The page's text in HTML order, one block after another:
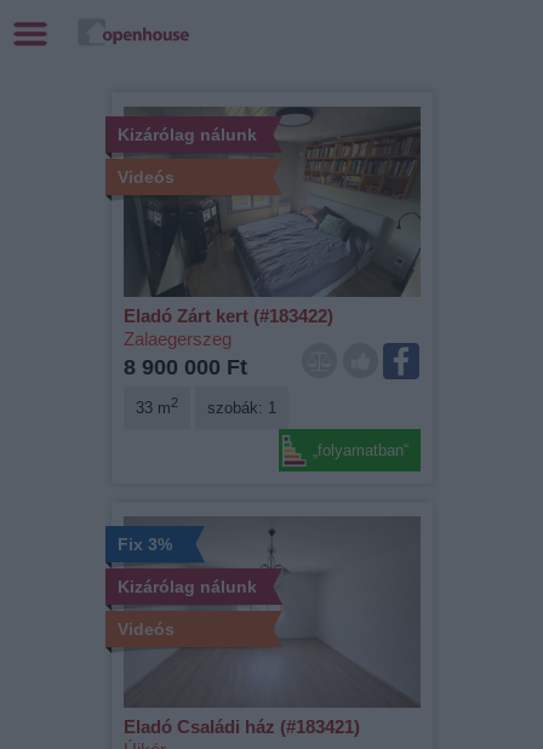
Kizárólag nálunk
Videós
Eladó Zárt kert (#183422)
Zalaegerszeg
8 900 000 Ft
33 m2 szobák: 1
„folyamatban“
Fix 3%
Kizárólag nálunk
Videós
Eladó Családi ház (#183421)